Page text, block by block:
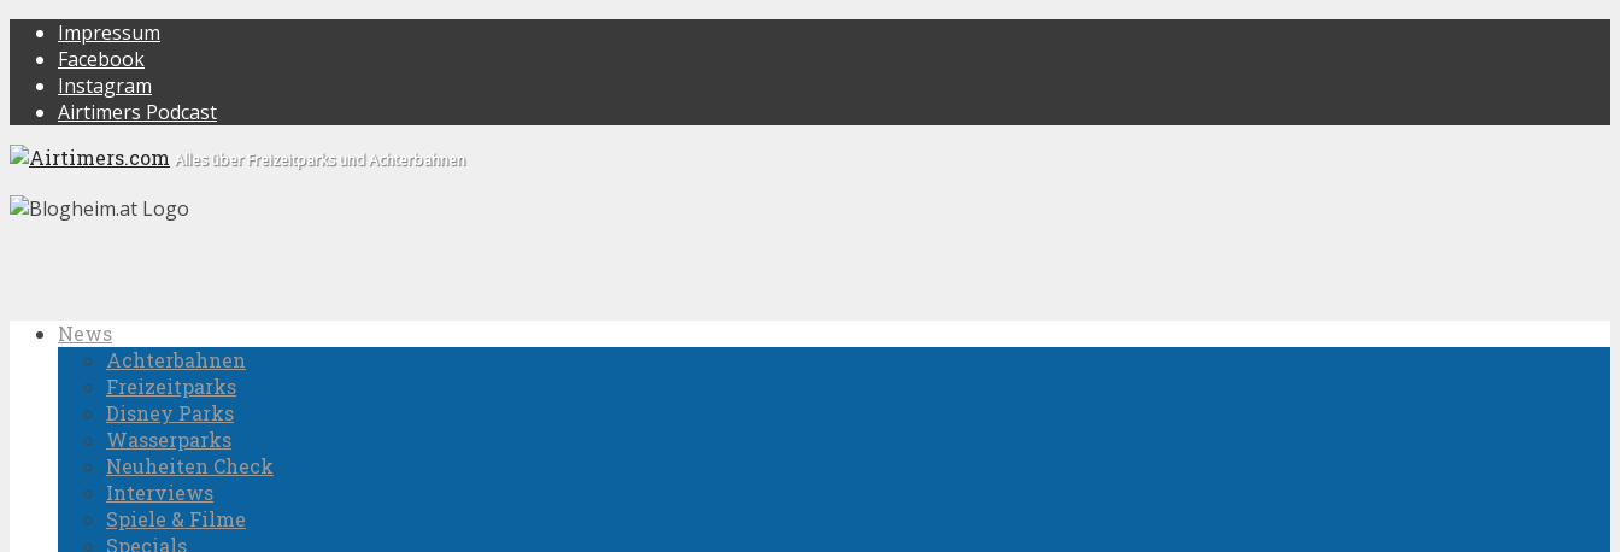
Impressum
Facebook
Instagram
Airtimers Podcast
Alles über Freizeitparks und Achterbahnen
News
Achterbahnen
Freizeitparks
Disney Parks
Wasserparks
Neuheiten Check
Interviews
Spiele & Filme
Specials